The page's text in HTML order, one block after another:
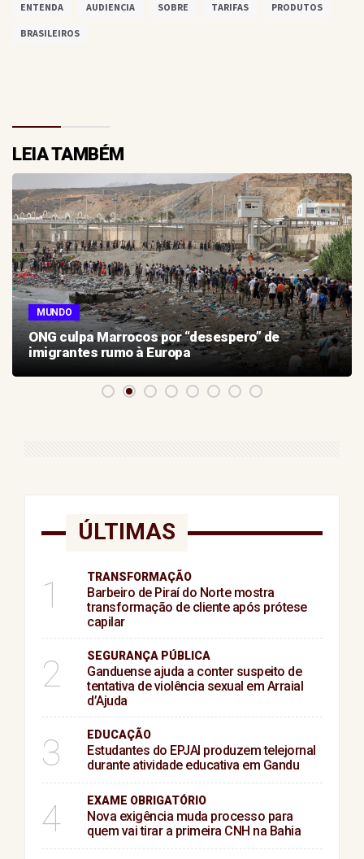
ENTENDA AUDIENCIA SOBRE TARIFAS PRODUTOS
BRASILEIROS
LEIA TAMBÉM
MUNDO
ONG culpa Marrocos por “desespero” de
imigrantes rumo à Europa
ÚLTIMAS
1 TRANSFORMAÇÃO
Barbeiro de Piraí do Norte mostra
transformação de cliente após prótese
capilar
2 SEGURANÇA PÚBLICA
Ganduense ajuda a conter suspeito de
tentativa de violência sexual em Arraial
d’Ajuda
3 EDUCAÇÃO
Estudantes do EPJAI produzem telejornal
durante atividade educativa em Gandu
4 EXAME OBRIGATÓRIO
Nova exigência muda processo para
quem vai tirar a primeira CNH na Bahia